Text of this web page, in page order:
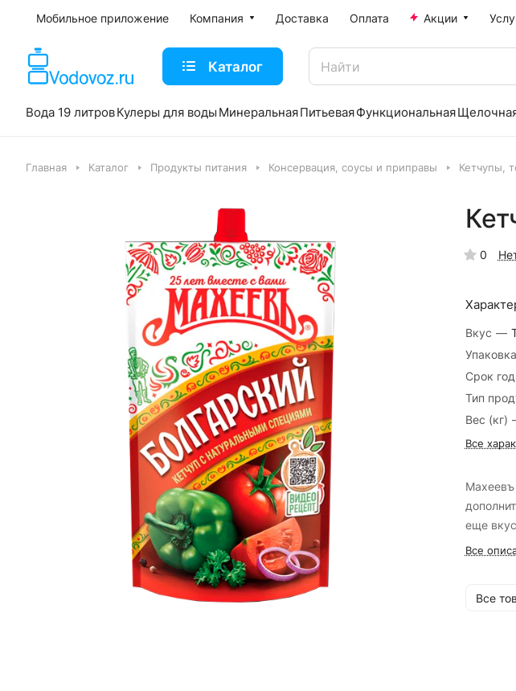
Мобильное приложение Компания Доставка Оплата Акции
Каталог
Вода 19 литровКулеры для воды МинеральнаяПитьеваяФункциональная
Главная Каталог Продукты питания Консервация, соусы и приправы Кетчупы,
0
Вкус —
Упаковка
Срок
Тип
Вес (кг)
Все
Махеевъ
еще
Все
Все